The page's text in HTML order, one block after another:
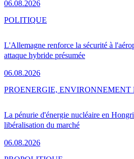
06.08.2026
L'Allemagne renforce la sécurité à
attaque hybride présumée
06.08.2026
POLITIQUE
La pénurie d'énergie nucléaire en
libéralisation du marché
06.08.2026
PROENERGIE, ENVIRONNEMENT